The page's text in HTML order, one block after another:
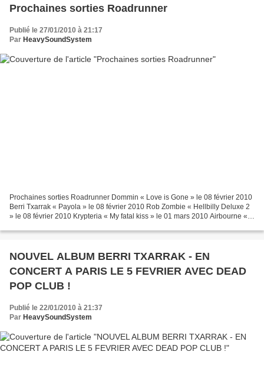
Prochaines sorties Roadrunner
Publié le 27/01/2010 à 21:17
Par HeavySoundSystem
Prochaines sorties Roadrunner Dommin « Love is Gone » le 08 février 2010
Berri Txarrak « Payola » le 08 février 2010 Rob Zombie « Hellbilly Deluxe 2
» le 08 février 2010 Krypteria « My fatal kiss » le 01 mars 2010 Airbourne «
NOUVEL ALBUM BERRI TXARRAK - EN
CONCERT A PARIS LE 5 FEVRIER AVEC DEAD
Publié le 22/01/2010 à 21:37
Par HeavySoundSystem